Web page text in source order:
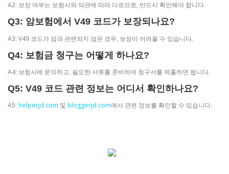
A2: 보장 여부는 보험사와 약관에 따라 다르므로, 반드시 확인해야 합니다.
Q3: 암보험에서 V49 코드가 보장되나요?
A3: V49 코드가 암과 관련되지 않은 경우, 보장이 어려울 수 있습니다.
Q4: 보험금 청구는 어떻게 하나요?
A4: 보험사에 문의하고, 필요한 서류를 준비하여 청구서를 제출하면 됩니다.
Q5: V49 코드 관련 정보는 어디서 확인하나요?
A5: helperjd.com 및 bloggerjd.com에서 관련 정보를 확인할 수 있습니다.